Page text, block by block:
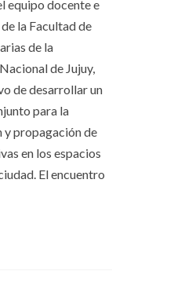
equipo docente e
la Facultad de
de la
de Jujuy,
de desarrollar un
para la
y propagación de
en los espacios
El encuentro